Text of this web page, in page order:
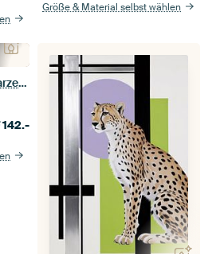
Größe & Material selbst wählen
Goldene Blume mit schwarzem Kontrast
142.-